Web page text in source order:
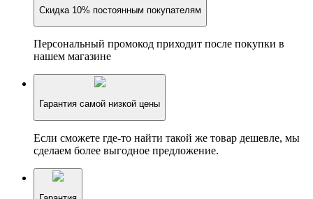
Скидка 10% постоянным покупателям
Персональный промокод приходит после покупки в
нашем магазине
Гарантия самой низкой цены
Если сможете где-то найти такой же товар дешевле, мы
сделаем более выгодное предложение.